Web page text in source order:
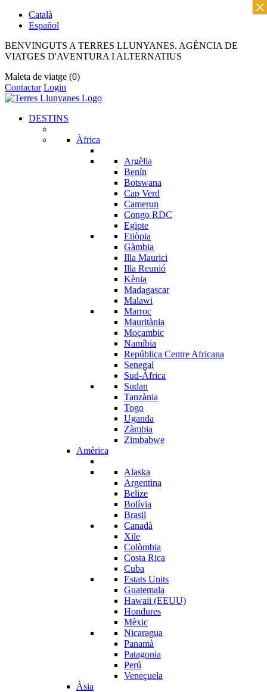
Català
Español
BENVINGUTS A TERRES LLUNYANES. AGÈNCIA DE
VIATGES D'AVENTURA I ALTERNATIUS
Maleta de viatge (0)
Contactar Login
DESTINS
Àfrica
Argèlia
Benín
Botswana
Cap Verd
Camerun
Congo RDC
Egipte
Etiòpia
Gàmbia
Illa Maurici
Illa Reunió
Kènia
Madagascar
Malawi
Marroc
Mauritània
Moçambic
Namíbia
República Centre Africana
Senegal
Sud-Àfrica
Sudan
Tanzània
Togo
Uganda
Zàmbia
Zimbabwe
Amèrica
Alaska
Argentina
Belize
Bolívia
Brasil
Canadà
Xile
Colòmbia
Costa Rica
Cuba
Estats Units
Guatemala
Hawaii (EEUU)
Hondures
Mèxic
Nicaragua
Panamà
Patagonia
Perú
Veneçuela
Àsia
×